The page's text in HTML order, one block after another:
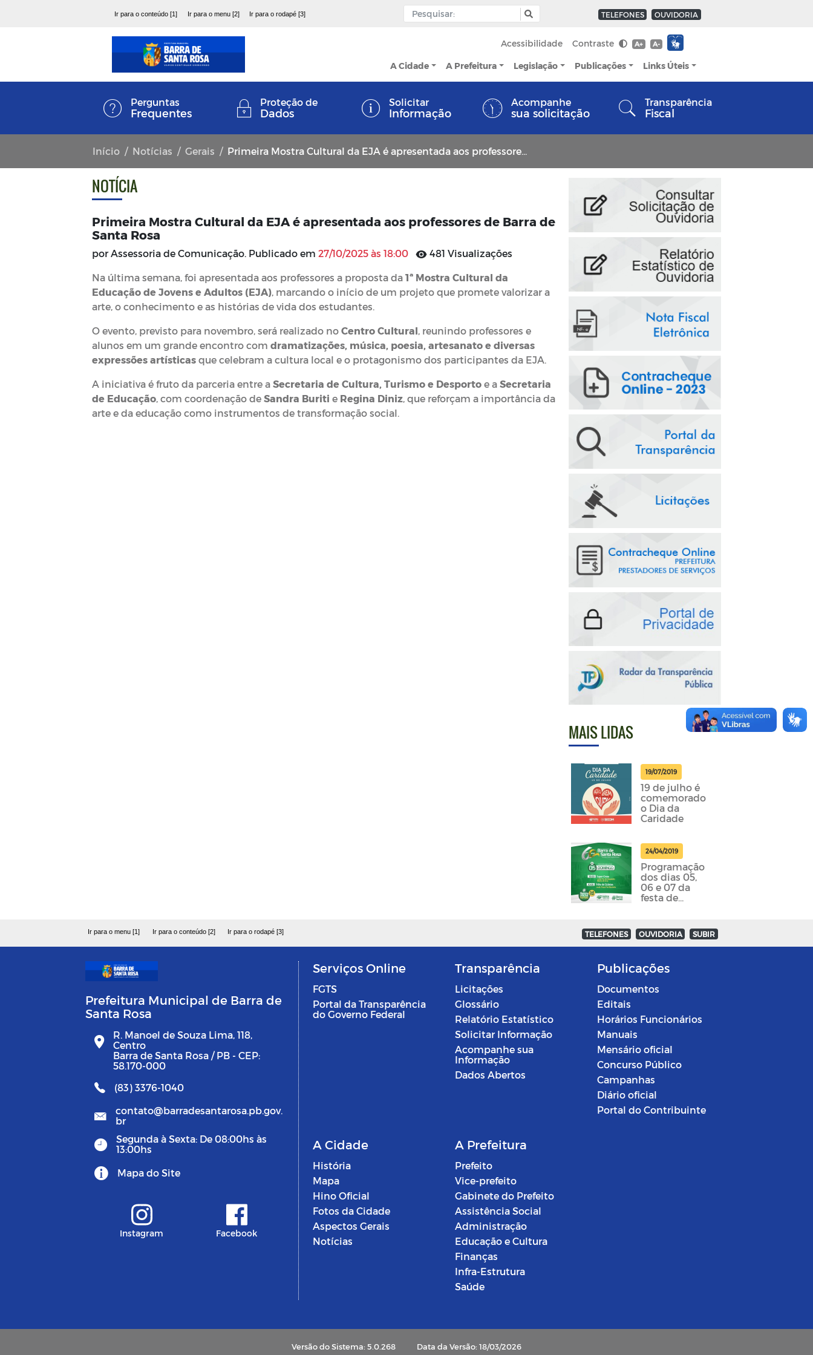
Ir para o conteúdo [1] Ir para o menu [2] Ir para o rodapé [3] TELEFONES OUVIDORIA
Acessibilidade Contraste A+ A-
A Cidade A Prefeitura Legislação Publicações Links Úteis
Perguntas
Frequentes
Proteção de
Dados
Solicitar
Informação
Acompanhe
sua solicitação
Transparência
Fiscal
Início Notícias Gerais Primeira Mostra Cultural da EJA é apresentada aos professores de Barra de Santa Rosa
NOTÍCIA
Primeira Mostra Cultural da EJA é apresentada aos professores de Barra de
Santa Rosa
por Assessoria de Comunicação. Publicado em 27/10/2025 às 18:00 481 Visualizações
Na última semana, foi apresentada aos professores a proposta da 1ª Mostra Cultural da
Educação de Jovens e Adultos (EJA), marcando o início de um projeto que promete valorizar a
arte, o conhecimento e as histórias de vida dos estudantes.
O evento, previsto para novembro, será realizado no Centro Cultural, reunindo professores e
alunos em um grande encontro com dramatizações, música, poesia, artesanato e diversas
expressões artísticas que celebram a cultura local e o protagonismo dos participantes da EJA.
A iniciativa é fruto da parceria entre a Secretaria de Cultura, Turismo e Desporto e a Secretaria
de Educação, com coordenação de Sandra Buriti e Regina Diniz, que reforçam a importância da
arte e da educação como instrumentos de transformação social.
MAIS LIDAS
19/07/2019
19 de julho é
comemorado
o Dia da
Caridade
24/04/2019
Programação
dos dias 05,
06 e 07 da
festa de
foram
divulgadas
Ir para o menu [1] Ir para o conteúdo [2] Ir para o rodapé [3] TELEFONES OUVIDORIA SUBIR
Prefeitura Municipal de Barra de
Santa Rosa
R. Manoel de Souza Lima, 118,
Centro
Barra de Santa Rosa / PB - CEP:
58.170-000
(83) 3376-1040
contato@barradesantarosa.pb.gov.
br
Segunda à Sexta: De 08:00hs às
13:00hs
Mapa do Site
Instagram Facebook
Serviços Online
FGTS
Portal da Transparência
do Governo Federal
Transparência
Licitações
Glossário
Relatório Estatístico
Solicitar Informação
Acompanhe sua
Informação
Dados Abertos
Publicações
Documentos
Editais
Horários Funcionários
Manuais
Mensário oficial
Concurso Público
Campanhas
Diário oficial
Portal do Contribuinte
A Cidade
História
Mapa
Hino Oficial
Fotos da Cidade
Aspectos Gerais
Notícias
A Prefeitura
Prefeito
Vice-prefeito
Gabinete do Prefeito
Assistência Social
Administração
Educação e Cultura
Finanças
Infra-Estrutura
Saúde
Versão do Sistema: 5.0.268 Data da Versão: 18/03/2026